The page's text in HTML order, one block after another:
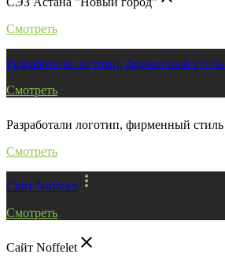
Смотреть
Разработали логотип, фирменный
Смотреть
Разработали логотип, фирменный
Смотреть
Сайт Noffelet more_vert
Смотреть
Сайт Noffelet close